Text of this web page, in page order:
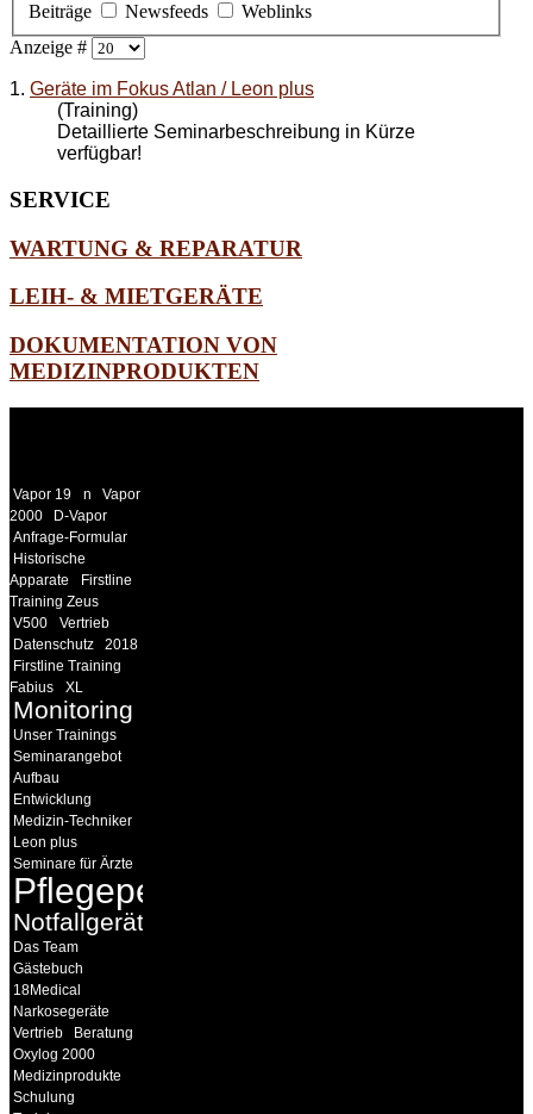
Beiträge
Newsfeeds
Weblinks
Anzeige #
1. Geräte im Fokus Atlan / Leon plus
(Training)
Detaillierte Seminarbeschreibung in Kürze
verfügbar!
SERVICE
WARTUNG & REPARATUR
LEIH- & MIETGERÄTE
DOKUMENTATION VON
MEDIZINPRODUKTEN
Vapor 19 n
Vapor
2000
D-Vapor
Anfrage-Formular
Historische
Apparate
Firstline
Training Zeus
V500
Vertrieb
Datenschutz
2018
Firstline Training
Fabius
XL
Monitoring
Unser Trainings
Seminarangebot
Aufbau
Entwicklung
Medizin-Techniker
Leon plus
Seminare für Ärzte
Pflegepersonal
Notfallgeräte
Das Team
Gästebuch
18Medical
Narkosegeräte
Vertrieb
Beratung
Oxylog 2000
Medizinprodukte
Schulung